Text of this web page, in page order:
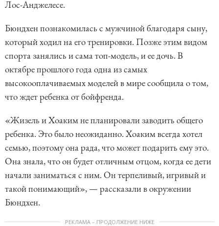
Лос-Анджелесе.
Бюндхен познакомилась с мужчиной благодаря сыну,
который ходил на его тренировки. Позже этим видом
спорта занялись и сама топ-модель, и ее дочь. В
октябре прошлого года одна из самых
высокооплачиваемых моделей в мире сообщила о том,
что ждет ребенка от бойфренда.
«Жизель и Хоаким не планировали заводить общего
ребенка. Это было неожиданно. Хоаким всегда хотел
семью, поэтому она рада, что может подарить ему это.
Она знала, что он будет отличным отцом, когда ее дети
начали заниматься с ним. Он терпеливый, игривый и
такой понимающий», — рассказали в окружении
Бюндхен.
РЕКЛАМА – ПРОДОЛЖЕНИЕ НИЖЕ